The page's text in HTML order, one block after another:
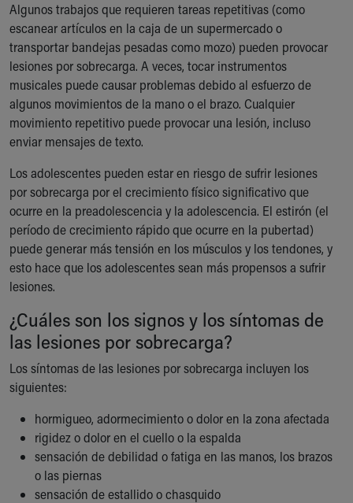
Directions
Doggie Brigade
During Your Visit
Financial Services
Rest Accommodations
Visiting
Gift Shop
Department of Public Safety
Health Info
Health Information
Healthy Info, Healthy Kids
Inside Children's Blog
KidsHealth Topics
Family Library
Educational Resources
Medical Records
Symptom Checker
Skip to main content
Algunos trabajos que requieren tareas repetitivas (como
escanear artículos en la caja de un supermercado o
transportar bandejas pesadas como mozo) pueden provocar
lesiones por sobrecarga. A veces, tocar instrumentos
musicales puede causar problemas debido al esfuerzo de
algunos movimientos de la mano o el brazo. Cualquier
movimiento repetitivo puede provocar una lesión, incluso
enviar mensajes de texto.
Los adolescentes pueden estar en riesgo de sufrir lesiones
por sobrecarga por el crecimiento físico significativo que
ocurre en la preadolescencia y la adolescencia. El estirón (el
período de crecimiento rápido que ocurre en la pubertad)
puede generar más tensión en los músculos y los tendones, y
esto hace que los adolescentes sean más propensos a sufrir
lesiones.
¿Cuáles son los signos y los síntomas de
las lesiones por sobrecarga?
Los síntomas de las lesiones por sobrecarga incluyen los
siguientes:
hormigueo, adormecimiento o dolor en la zona afectada
rigidez o dolor en el cuello o la espalda
sensación de debilidad o fatiga en las manos, los brazos
o las piernas
sensación de estallido o chasquido